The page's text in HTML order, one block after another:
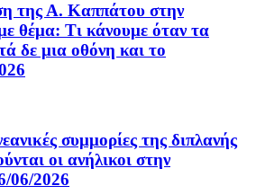
της Α. Καππάτου στην
θέμα: Τι κάνουμε όταν τα
δε μια οθόνη και το
συμμορίες της διπλανής
οι ανήλικοι στην
06/2026